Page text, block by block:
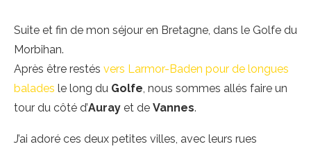
Suite et fin de mon séjour en Bretagne, dans le Golfe du
Morbihan.
Après être restés vers Larmor-Baden pour de longues
balades le long du Golfe, nous sommes allés faire un
tour du côté d’Auray et de Vannes.
J’ai adoré ces deux petites villes, avec leurs rues